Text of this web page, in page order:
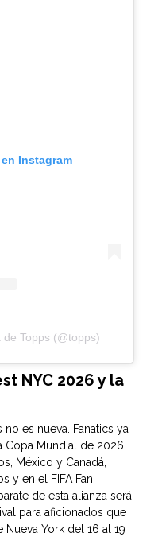
Instagram
Topps (@topps)
NYC 2026 y la
es nueva. Fanatics ya
Mundial de 2026,
México y Canadá,
y en el FIFA Fan
de esta alianza será
para aficionados que
York del 16 al 19